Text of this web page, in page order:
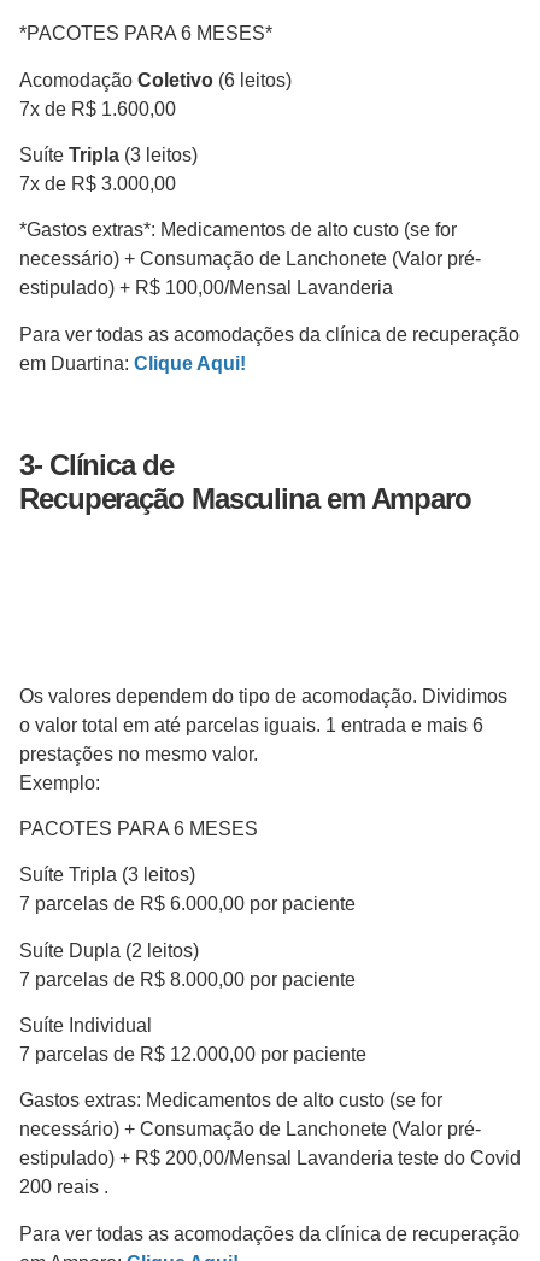
*PACOTES PARA 6 MESES*
Acomodação Coletivo (6 leitos)
7x de R$ 1.600,00
Suíte Tripla (3 leitos)
7x de R$ 3.000,00
*Gastos extras*: Medicamentos de alto custo (se for
necessário) + Consumação de Lanchonete (Valor pré-
estipulado) + R$ 100,00/Mensal Lavanderia
Para ver todas as acomodações da clínica de recuperação
em Duartina: Clique Aqui!
3- Clínica de
Recuperação Masculinaem Amparo
Os valores dependem do tipo de acomodação. Dividimos
o valor total em até parcelas iguais. 1 entrada e mais 6
prestações no mesmo valor.
Exemplo:
PACOTES PARA 6 MESES
Suíte Tripla (3 leitos)
7 parcelas de R$ 6.000,00 por paciente
Suíte Dupla (2 leitos)
7 parcelas de R$ 8.000,00 por paciente
Suíte Individual
7 parcelas de R$ 12.000,00 por paciente
Gastos extras: Medicamentos de alto custo (se for
necessário) + Consumação de Lanchonete (Valor pré-
estipulado) + R$ 200,00/Mensal Lavanderia teste do Covid
200 reais .
Para ver todas as acomodações da clínica de recuperação